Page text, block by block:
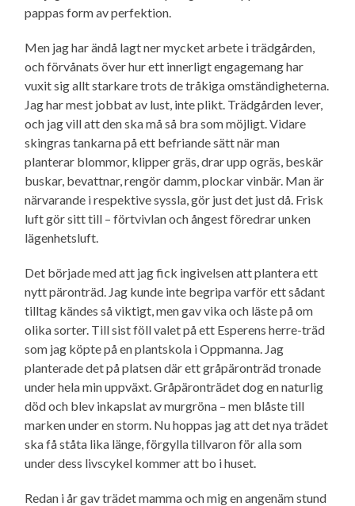
pappas form av perfektion.
Men jag har ändå lagt ner mycket arbete i trädgården,
och förvånats över hur ett innerligt engagemang har
vuxit sig allt starkare trots de tråkiga omständig­heterna.
Jag har mest jobbat av lust, inte plikt. Trädgården lever,
och jag vill att den ska må så bra som möjligt. Vidare
skingras tankarna på ett befriande sätt när man
planterar blommor, klipper gräs, drar upp ogräs, beskär
buskar, bevattnar, rengör damm, plockar vinbär. Man är
närvarande i respektive syssla, gör just det just då. Frisk
luft gör sitt till – förtvivlan och ångest föredrar unken
lägenhetsluft.
Det började med att jag fick ingivelsen att plantera ett
nytt päronträd. Jag kunde inte begripa varför ett sådant
tilltag kändes så viktigt, men gav vika och läste på om
olika sorter. Till sist föll valet på ett Esperens herre-träd
som jag köpte på en plantskola i Oppmanna. Jag
planterade det på platsen där ett gråpäronträd tronade
under hela min uppväxt. Gråpäronträdet dog en naturlig
död och blev inkapslat av murgröna – men blåste till
marken under en storm. Nu hoppas jag att det nya trädet
ska få ståta lika länge, förgylla tillvaron för alla som
under dess livscykel kommer att bo i huset.
Redan i år gav trädet mamma och mig en angenäm stund